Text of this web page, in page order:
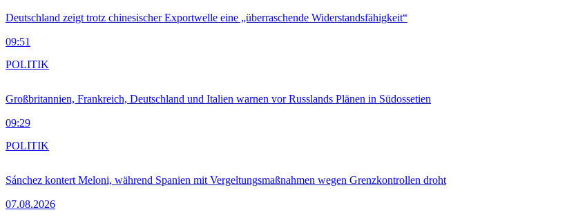
Deutschland zeigt trotz chinesischer Exportwelle eine „überraschende Widerstandsfähigkeit“
09:51
Großbritannien, Frankreich, Deutschland und Italien warnen vor Russlands Plänen in Südossetien
09:29
POLITIK
Sánchez kontert Meloni, während Spanien mit Vergeltungsmaßnahmen wegen Grenzkontrollen droht
07.08.2026
POLITIK